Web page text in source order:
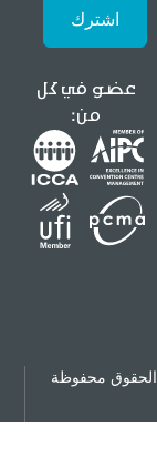
اشترك
عضو في كل
من: